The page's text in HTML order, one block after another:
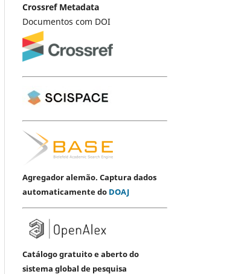
Crossref Metadata
Documentos com DOI
Agregador alemão. Captura dados
automaticamente do DOAJ
Catálogo gratuito e aberto do
sistema global de pesquisa